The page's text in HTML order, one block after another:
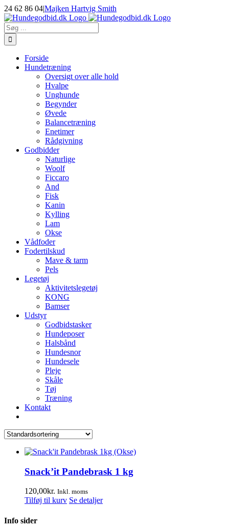
Skip
to
content
24 62 86 04|Majken Hartvig Smith
Facebook
Instagram
E-
mail
Søg
efter:
Forside
Hundetræning
Oversigt over alle hold
Hvalpe
Unghunde
Begynder
Øvede
Balancetræning
Enetimer
Rådgivning
Godbidder
Naturlige
Woolf
Ficcaro
And
Fisk
Kanin
Kylling
Lam
Okse
Vådfoder
Fodertilskud
Mave & tarm
Pels
Legetøj
Aktivitetslegetøj
KONG
Bamser
Udstyr
Godbidstasker
Hundeposer
Halsbånd
Hundesnor
Hundesele
Pleje
Skåle
Tøj
Træning
Kontakt
Snack’it Pandebrask 1 kg
120,00kr. Inkl. moms
Tilføj til kurv Se detaljer
Info sider